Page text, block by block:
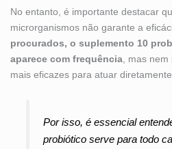
No entanto, é importante destacar
microrganismos não garante a
procurados, o suplemento 10
aparece com frequência , mas
mais eficazes para atuar
Por isso, é essencial
probiótico serve para todo